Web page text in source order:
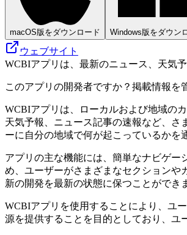
macOS版をダウンロード Windows版をダウン
ウェブサイト
WCBIアプリは、最新のニュース、天気
このアプリの開発者ですか？掲載情報を
WCBIアプリは、ローカルおよび地域の
天気予報、ニュース記事の速報など、
ーに自分の地域で何が起こっているか
アプリの主な機能には、簡単なナビゲ
め、ユーザーがさまざまなセクションや
新の開発を最新の状態に保つことがで
WCBIアプリを使用することにより、ユ
源を提供することを目的としており、ユ